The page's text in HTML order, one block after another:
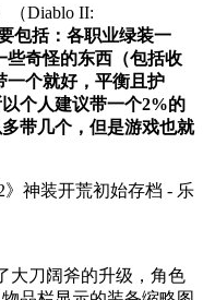
（Diablo II:
包括：各职业绿装一
些奇怪的东西（包括收
一个就好，平衡且护
个人建议带一个2%的
带几个，但是游戏也就
大刀阔斧的升级，角色